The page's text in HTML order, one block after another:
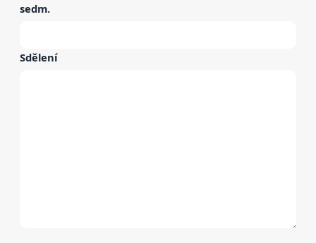
sedm.
Sdělení